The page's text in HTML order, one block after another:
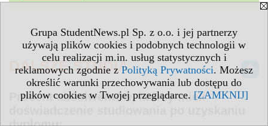
Grupa StudentNews.pl Sp. z o.o. i jej partnerzy
używają plików cookies i podobnych technologii w
celu realizacji m.in. usług statystycznych i
reklamowych zgodnie z Polityką Prywatności. Możesz
określić warunki przechowywania lub dostępu do
plików cookies w Twojej przeglądarce. [ZAMKNIJ]
DALSZE STUDIA
Procent absolwentów, którzy mieli